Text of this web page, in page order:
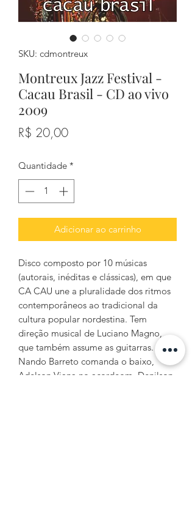
SKU: cdmontreux
Montreux Jazz Festival -
Cacau Brasil - CD ao vivo
2009
R$ 20,00Preço
Quantidade *
Adicionar ao carrinho
Disco composto por 10 músicas
(autorais, inéditas e clássicas), em que
CA CAU une a pluralidade dos ritmos
contemporâneos ao tradicional da
cultura popular nordestina. Tem
direção musical de Luciano Magno,
que também assume as guitarras.
Nando Barreto comanda o baixo,
Adelson Viana no acordeom, Denilson